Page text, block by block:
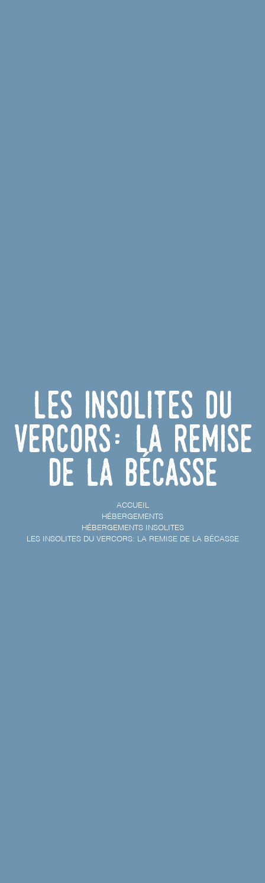
Les insolites du
Vercors: la remise
de la bécasse
ACCUEIL
HÉBERGEMENTS
HÉBERGEMENTS INSOLITES
LES INSOLITES DU VERCORS: LA REMISE DE LA BÉCASSE